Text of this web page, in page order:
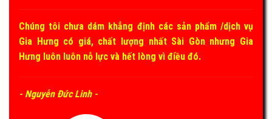
Chúng tôi chưa dám khẳng định các sản phẩm /dịch vụ
Gia Hưng có giá, chất lượng nhất Sài Gòn nhưng Gia
Hưng luôn luôn nỗ lực và hết lòng vì điều đó.
- Nguyễn Đức Linh -